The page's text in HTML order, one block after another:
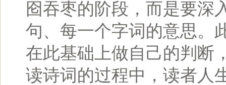
囵吞枣的阶段，而是要深
句、每一个字词的意思。
在此基础上做自己的判断
读诗词的过程中，读者人